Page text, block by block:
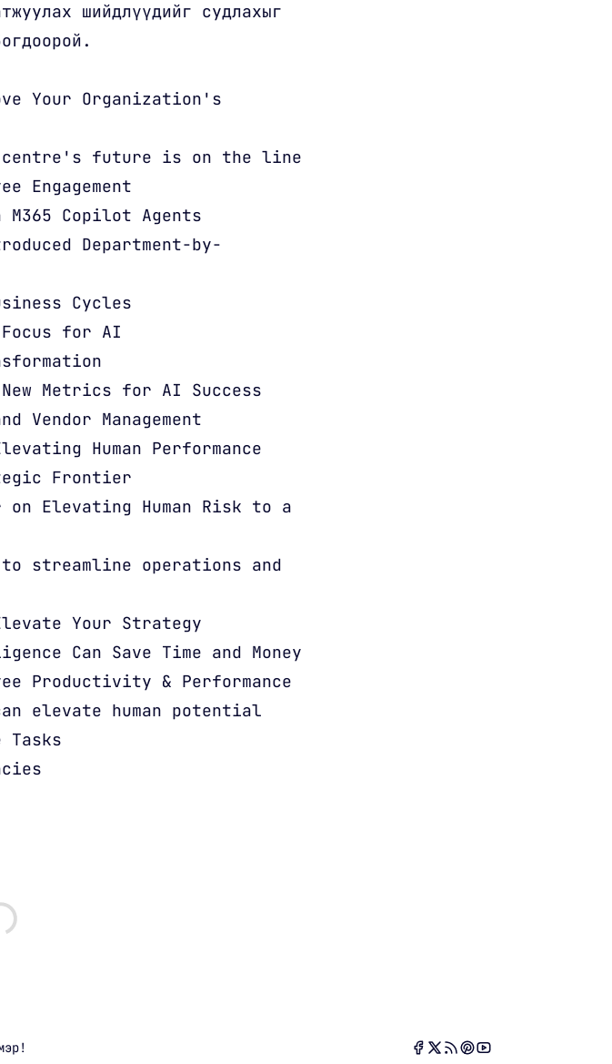
шийдлүүдийг судлахыг
Your Organization's
centre's future is on the line
Engagement
Copilot Agents
Department-by-
Cycles
for AI
Metrics for AI Success
Vendor Management
Human Performance
Frontier
Elevating Human Risk to a
to streamline operations and
Your Strategy
Can Save Time and Money
Productivity & Performance
elevate human potential
Tasks